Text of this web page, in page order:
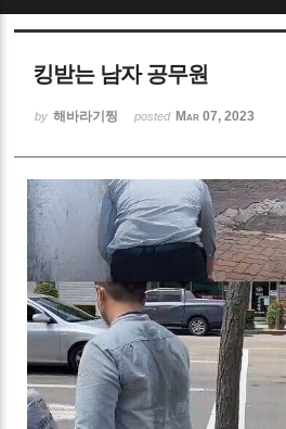
킹받는 남자 공무원
by 해바라기찡 posted Mar 07, 2023
Sketchbook5, 스케
Sketchbook5, 스